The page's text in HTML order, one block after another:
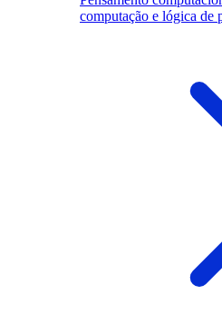
computação e lógica de